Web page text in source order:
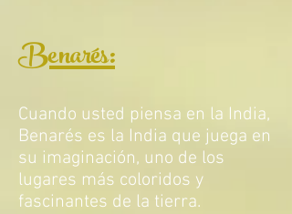
Cuando usted piensa en la India,
Benarés es la India que juega en
su imaginación, uno de los
lugares más coloridos y
fascinantes de la tierra.
Benarés: